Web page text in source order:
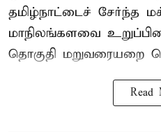
தமிழ்நாட்டைச் சேர்ந்த
மாநிலங்களவை
தொகுதி மறுவரையறை
Read